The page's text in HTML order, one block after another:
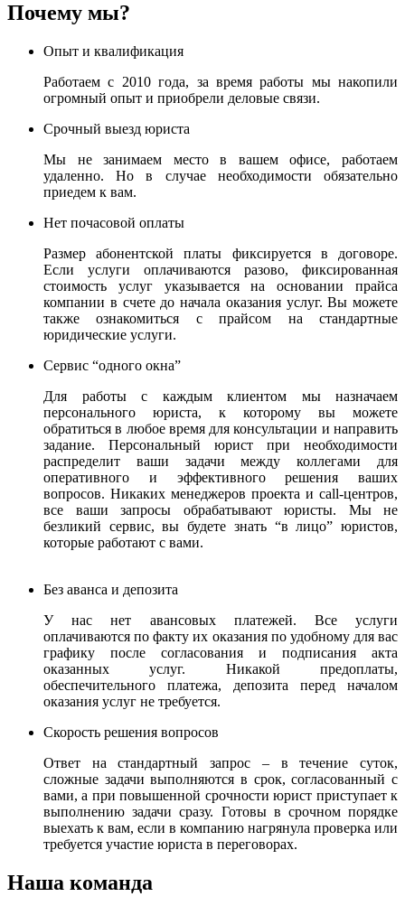
Почему мы?
Опыт и квалификация
Работаем с 2010 года, за время работы мы накопили
огромный опыт и приобрели деловые связи.
Срочный выезд юриста
Мы не занимаем место в вашем офисе, работаем
удаленно. Но в случае необходимости обязательно
приедем к вам.
Нет почасовой оплаты
Размер абонентской платы фиксируется в договоре.
Если услуги оплачиваются разово, фиксированная
стоимость услуг указывается на основании прайса
компании в счете до начала оказания услуг. Вы можете
также ознакомиться с прайсом на стандартные
юридические услуги.
Сервис “одного окна”
Для работы с каждым клиентом мы назначаем
персонального юриста, к которому вы можете
обратиться в любое время для консультации и направить
задание. Персональный юрист при необходимости
распределит ваши задачи между коллегами для
оперативного и эффективного решения ваших
вопросов. Никаких менеджеров проекта и call-центров,
все ваши запросы обрабатывают юристы. Мы не
безликий сервис, вы будете знать “в лицо” юристов,
которые работают с вами.
Без аванса и депозита
У нас нет авансовых платежей. Все услуги
оплачиваются по факту их оказания по удобному для вас
графику после согласования и подписания акта
оказанных услуг. Никакой предоплаты,
обеспечительного платежа, депозита перед началом
оказания услуг не требуется.
Скорость решения вопросов
Ответ на стандартный запрос – в течение суток,
сложные задачи выполняются в срок, согласованный с
вами, а при повышенной срочности юрист приступает к
выполнению задачи сразу. Готовы в срочном порядке
выехать к вам, если в компанию нагрянула проверка или
требуется участие юриста в переговорах.
Наша команда